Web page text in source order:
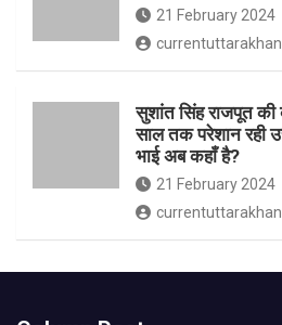
21 February 2024
सुशांत सिंह राजपूत
साल तक परेशान रही
भाई अब कहाँ है?
21 February 2024